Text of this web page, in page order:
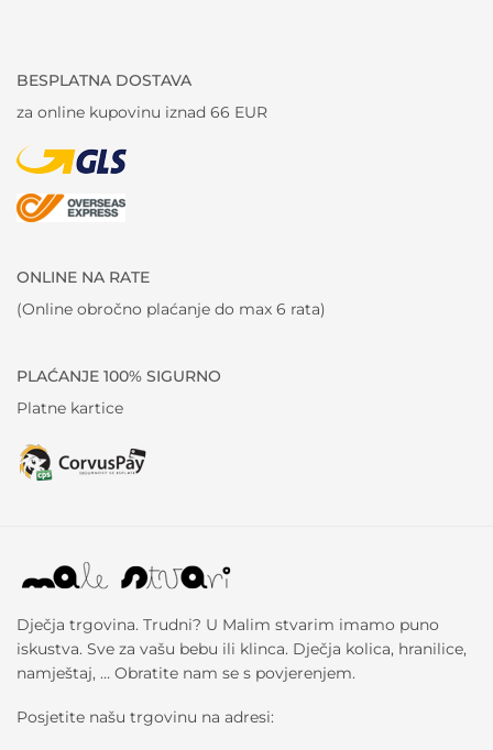
BESPLATNA DOSTAVA
za online kupovinu iznad 66 EUR
ONLINE NA RATE
(Online obročno plaćanje do max 6 rata)
PLAĆANJE 100% SIGURNO
Platne kartice
Dječja trgovina. Trudni? U Malim stvarim imamo puno
iskustva. Sve za vašu bebu ili klinca. Dječja kolica, hranilice,
namještaj, … Obratite nam se s povjerenjem.
Posjetite našu trgovinu na adresi: